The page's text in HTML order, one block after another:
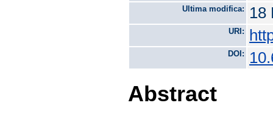
Ultima modifica: 18
URI:
DOI:
Abstract